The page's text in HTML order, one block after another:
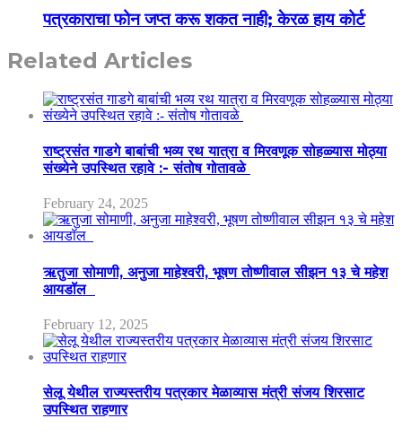
पत्रकाराचा फोन जप्त करू शकत नाही; केरळ हाय कोर्ट
Related Articles
राष्ट्रसंत गाडगे बाबांची भव्य रथ यात्रा व मिरवणूक सोहळ्यास मोठ्या
संख्येने उपस्थित रहावे :- संतोष गोतावळे
February 24, 2025
ऋतुजा सोमाणी, अनुजा माहेश्वरी, भूषण तोष्णीवाल सीझन १३ चे महेश
आयडॉल
February 12, 2025
सेलू येथील राज्यस्तरीय पत्रकार मेळाव्यास मंत्री संजय शिरसाट
उपस्थित राहणार